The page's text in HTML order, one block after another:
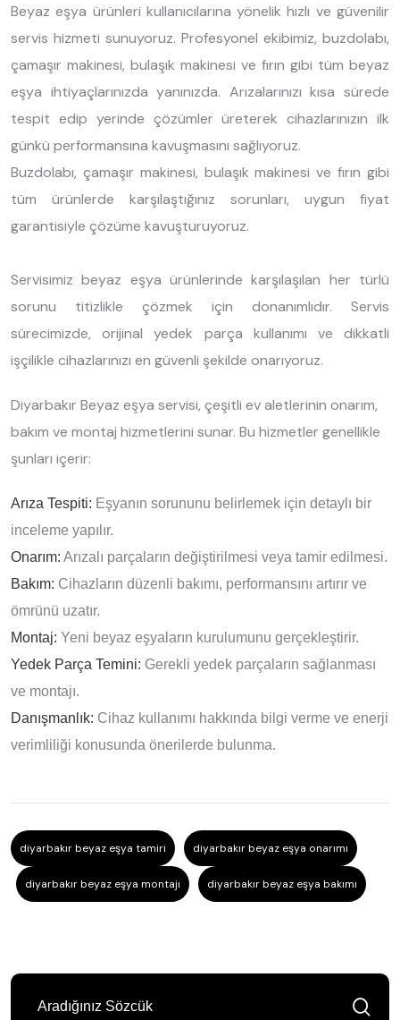
Beyaz eşya ürünleri kullanıcılarına yönelik hızlı ve güvenilir
servis hizmeti sunuyoruz. Profesyonel ekibimiz, buzdolabı,
çamaşır makinesi, bulaşık makinesi ve fırın gibi tüm beyaz
eşya ihtiyaçlarınızda yanınızda. Arızalarınızı kısa sürede
tespit edip yerinde çözümler üreterek cihazlarınızın ilk
günkü performansına kavuşmasını sağlıyoruz.
Buzdolabı, çamaşır makinesi, bulaşık makinesi ve fırın gibi
tüm ürünlerde karşılaştığınız sorunları, uygun fiyat
garantisiyle çözüme kavuşturuyoruz.
Servisimiz beyaz eşya ürünlerinde karşılaşılan her türlü
sorunu titizlikle çözmek için donanımlıdır. Servis
sürecimizde, orijinal yedek parça kullanımı ve dikkatli
işçilikle cihazlarınızı en güvenli şekilde onarıyoruz.
Diyarbakır Beyaz eşya servisi, çeşitli ev aletlerinin onarım,
bakım ve montaj hizmetlerini sunar. Bu hizmetler genellikle
şunları içerir:
Arıza Tespiti: Eşyanın sorununu belirlemek için detaylı bir
inceleme yapılır.
Onarım: Arızalı parçaların değiştirilmesi veya tamir edilmesi.
Bakım: Cihazların düzenli bakımı, performansını artırır ve
ömrünü uzatır.
Montaj: Yeni beyaz eşyaların kurulumunu gerçekleştirir.
Yedek Parça Temini: Gerekli yedek parçaların sağlanması
ve montajı.
Danışmanlık: Cihaz kullanımı hakkında bilgi verme ve enerji
verimliliği konusunda önerilerde bulunma.
diyarbakır beyaz eşya tamiri diyarbakır beyaz eşya onarımı
diyarbakır beyaz eşya montajı diyarbakır beyaz eşya bakımı